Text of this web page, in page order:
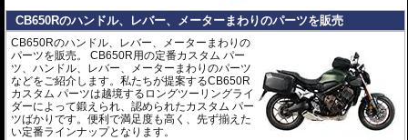
CB650Rのハンドル、レバー、メーターまわりのパーツを販売
CB650Rのハンドル、レバー、メーターまわりの
パーツを販売。 CB650R用の定番カスタム パー
ツ、ハンドル、レバー、メーターまわりのパーツ
などをご紹介します。私たちが提案するCB650R
カスタム パーツは越境するロングツーリングライ
ダーによって鍛えられ、認められたカスタム パー
ツばかりです。便利で満足度も高く、先ず揃えた
い定番ラインナップとなります。